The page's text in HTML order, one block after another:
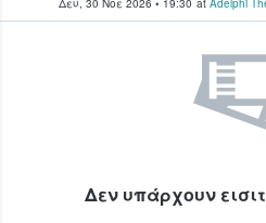
Δευ, 30 Νοε 2026 • 19:30 at Adelphi
Δεν υπάρχουν